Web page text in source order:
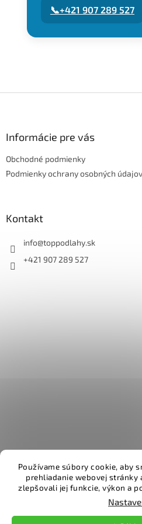
Používame súbory cookie, aby
prehliadanie webovej stránky
zlepšovali jej funkcie, výkon a
📞+421 907 289 527
Informácie pre vás
Obchodné podmienky
Podmienky ochrany osobných údajov
Kontakt
info@toppodlahy.sk
+421 907 289 527